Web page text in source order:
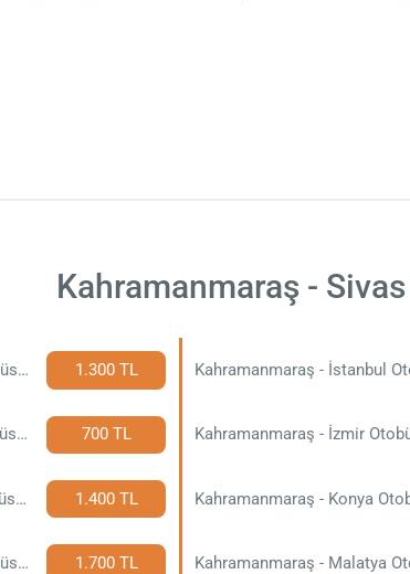
Kahramanmaraş -
Kahramanmaraş - Ankara Otobüs Bileti 1.300 TL
Kahramanmaraş - Mersin Otobüs Bileti 700 TL
Kahramanmaraş - Çorum Otobüs Bileti 1.400 TL
Kahramanmaraş - Patnos Otobüs Bileti 1.700 TL